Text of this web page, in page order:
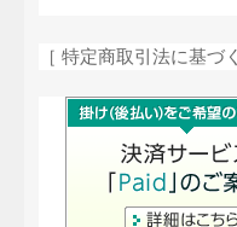
［ 特定商取引法に基づ